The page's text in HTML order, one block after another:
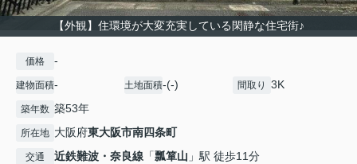
【外観】住環境が大変充実している閑静な住宅街♪
価格 -
建物面積- 土地面積-(-) 間取り 3K
築年数 築53年
所在地 大阪府東大阪市南四条町
交通 近鉄難波・奈良線 「瓢箪山 」駅 徒歩11分